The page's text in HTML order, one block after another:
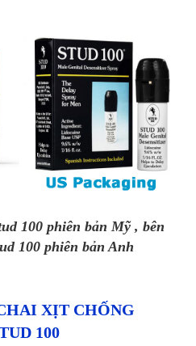
100 phiên bản Mỹ , bên
100 phiên bản Anh
XỊT CHỐNG
100